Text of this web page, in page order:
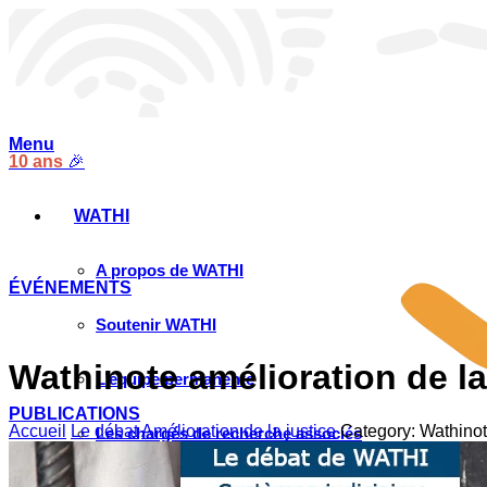
10 ans 🎉
ÉVÉNEMENTS
PUBLICATIONS
Menu
WATHI
A propos de WATHI
Soutenir WATHI
L’équipe permanente
Les chargés de recherche associés
Wathinote amélioration de
Accueil Le débatAmélioration de la justice Category: